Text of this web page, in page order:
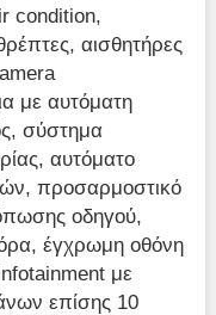
condition,
αισθητήρες
με αυτόματη
σύστημα
αυτόματο
προσαρμοστικό
οδηγού,
έγχρωμη οθόνη
με
επίσης 10